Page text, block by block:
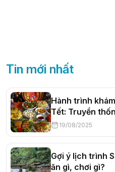
Tin mới nhất
Hành trình
Tết: Truyền
đương đại
19/08/2025
Gợi ý lịch trình
ăn gì, chơi gì?